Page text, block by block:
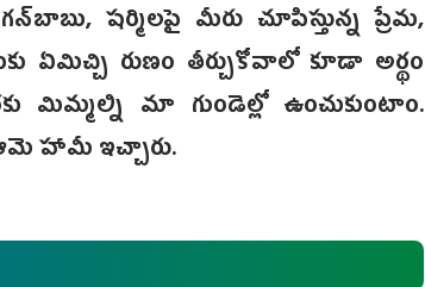
షర్మిలపై మీరు చూపిస్తున్న ప్రేమ,
రుణం తీర్చుకోవాలో కూడా అర్థం
మిమ్మల్ని మా గుండెల్లో ఉంచుకుంటాం.
ఆమె హామీ ఇచ్చారు.